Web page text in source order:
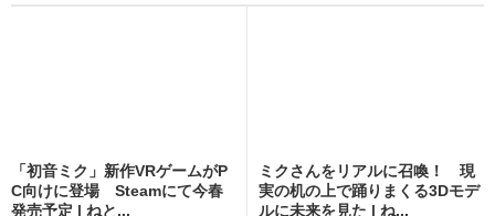
「初音ミク」新作VRゲームがP
C向けに登場 Steamにて今春
発売予定 | ねと...
ミクさんをリアルに召喚！ 現
実の机の上で踊りまくる3Dモデ
ルに未来を見た | ね...